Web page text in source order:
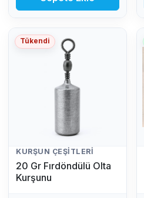
Tükendi
KURŞUN ÇEŞITLERI
20 Gr Fırdöndülü Olta
Kurşunu